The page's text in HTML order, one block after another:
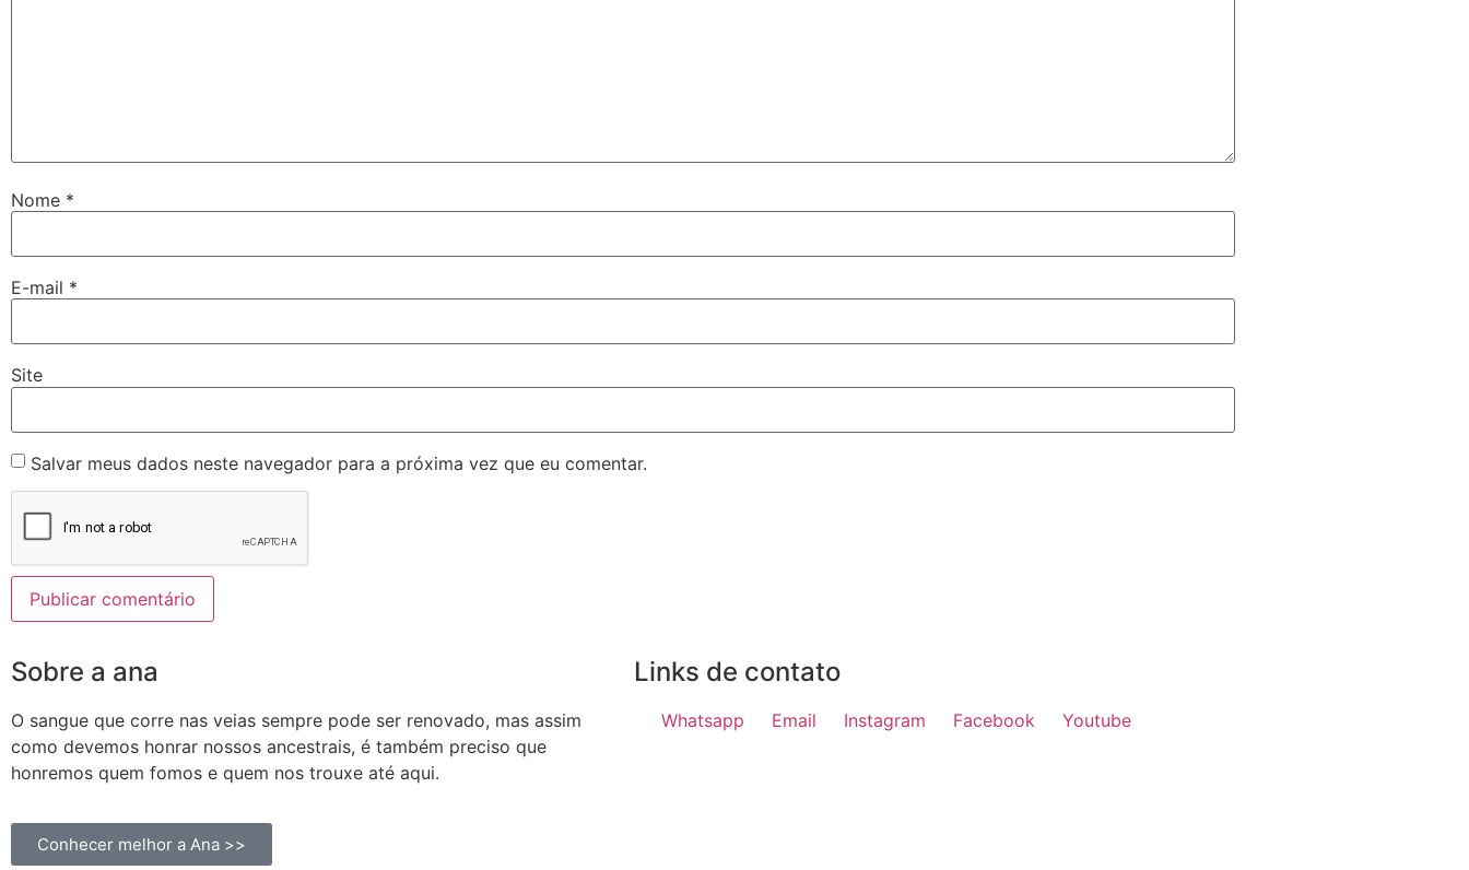
Nome *
E-mail *
Site
Salvar meus dados neste navegador para a próxima vez que eu comentar.
Sobre a ana
O sangue que corre nas veias sempre pode ser renovado, mas assim
como devemos honrar nossos ancestrais, é também preciso que
honremos quem fomos e quem nos trouxe até aqui.
Conhecer melhor a Ana >>
Links de contato
Whatsapp Email Instagram Facebook Youtube